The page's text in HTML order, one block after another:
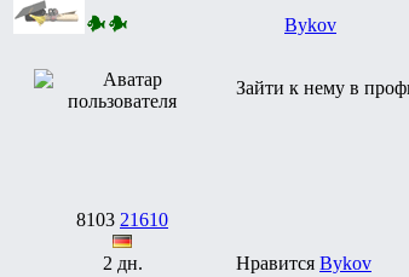
8103 21610
2 дн.
Bykov
Зайти к нему в
Нравится Bykov